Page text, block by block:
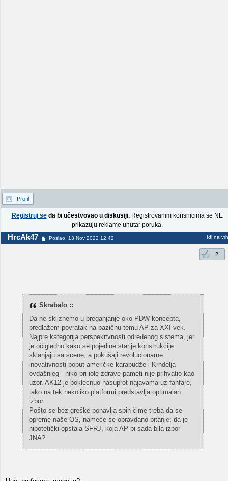
Profil
Registruj seda bi učestvovao u diskusiji.Registrovanim korisnicima se NE
prikazuju reklame unutar poruka.
HrcAk47 Poslao: 13 Nov 2022 12:42 Idi na vrh
2
Skrabalo ::
Da ne skliznemo u preganjanje oko PDW koncepta,
predlažem povratak na bazičnu temu AP za XXI vek.
Najpre kategorija perspekitvnosti određenog sistema, jer
je očigledno kako se pojedine starije konstrukcije
sklanjaju sa scene, a pokušaji revolucionarne
inovativnosti poput američke karabudže i Krndelja
ovdašnjeg - niko pri iole zdrave pameti nije prihvatio kao
uzor. AK12 je poklecnuo nasuprot najavama uz fanfare,
tako na tek nekoliko platformi predstavlja optimalan
izbor.
Pošto se bez greške ponavlja spin čime treba da se
opreme naše OS, nameće se opravdano pitanje: da je
hipotetički opstala SFRJ, koja AP bi sada bila izbor
JNA?